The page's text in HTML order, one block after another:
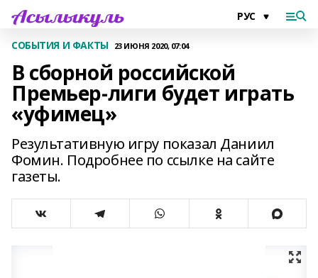
СОБЫТИЯ И ФАКТЫ 23 ИЮНЯ 2020, 07:04
В сборной российской
Премьер-лиги будет играть
«уфимец»
Результативную игру показал Даниил
Фомин. Подробнее по ссылке на сайте
газеты.